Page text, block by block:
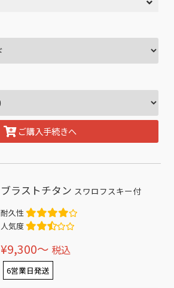
ご購入手続きへ
ブラストチタン スワロフスキー付
耐久性
人気度
¥9,300〜 税込
6営業日発送